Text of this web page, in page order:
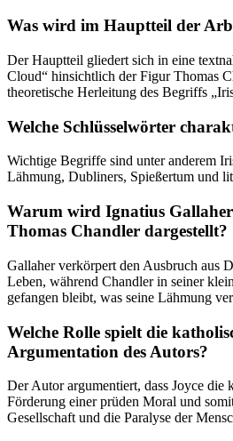
Was wird im Hauptteil der
Der Hauptteil gliedert sich in eine
Cloud“ hinsichtlich der Figur Thomas
theoretische Herleitung des Begriffs
Welche Schlüsselwörter
Wichtige Begriffe sind unter anderem
Lähmung, Dubliners, Spießertum und
Warum wird Ignatius Gallaher
Thomas Chandler dargestellt?
Gallaher verkörpert den Ausbruch aus
Leben, während Chandler in seiner
gefangen bleibt, was seine Lähmung
Welche Rolle spielt die
Argumentation des Autors?
Der Autor argumentiert, dass Joyce die
Förderung einer prüden Moral und
Gesellschaft und die Paralyse der